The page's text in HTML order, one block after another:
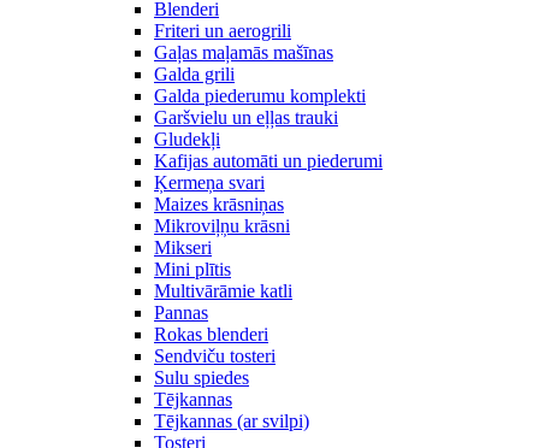
Blenderi
Friteri un aerogrili
Gaļas maļamās mašīnas
Galda grili
Galda piederumu komplekti
Garšvielu un eļļas trauki
Gludekļi
Kafijas automāti un piederumi
Ķermeņa svari
Maizes krāsniņas
Mikroviļņu krāsni
Mikseri
Mini plītis
Multivārāmie katli
Pannas
Rokas blenderi
Sendviču tosteri
Sulu spiedes
Tējkannas
Tējkannas (ar svilpi)
Tosteri